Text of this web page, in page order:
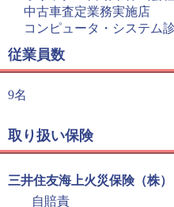
中古車査定業務実施店
コンピュータ・システム
従業員数
9名
取り扱い保険
三井住友海上火災保険（株）
自賠責